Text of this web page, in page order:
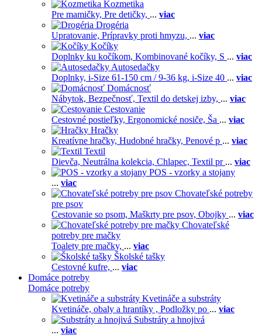
Kozmetika
Pre mamičky, Pre detičky, ... viac
Drogéria
Upratovanie, Prípravky proti hmyzu, ... viac
Kočíky
Doplnky ku kočíkom, Kombinované kočíky, S ... viac
Autosedačky
Doplnky, i-Size 61-150 cm / 9-36 kg, i-Size 40 ... viac
Domácnosť
Nábytok, Bezpečnosť, Textil do detskej izby, ... viac
Cestovanie
Cestovné postieľky, Ergonomické nosiče, Ša ... viac
Hračky
Kreatívne hračky, Hudobné hračky, Penové p ... viac
Textil
Dievča, Neutrálna kolekcia, Chlapec, Textil pr ... viac
POS - vzorky a stojany
... viac
Chovateľské potreby
pre psov
Cestovanie so psom, Maškrty pre psov, Obojky ... viac
Chovateľské
potreby pre mačky
Toalety pre mačky, ... viac
Školské tašky
Cestovné kufre, ... viac
Domáce potreby
Domáce potreby
Kvetináče a substráty
Kvetináče, obaly a hrantíky , Podložky po ... viac
Substráty a hnojivá
... viac